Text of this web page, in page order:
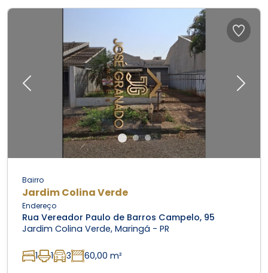
Previous Next
Bairro
Jardim Colina Verde
Endereço
Rua Vereador Paulo de Barros Campelo, 95
Jardim Colina Verde, Maringá - PR
1 1 3 60,00 m²